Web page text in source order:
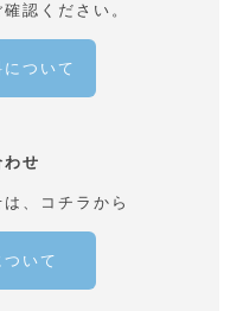
認ください。
ついて
せ
、コチラから
いて